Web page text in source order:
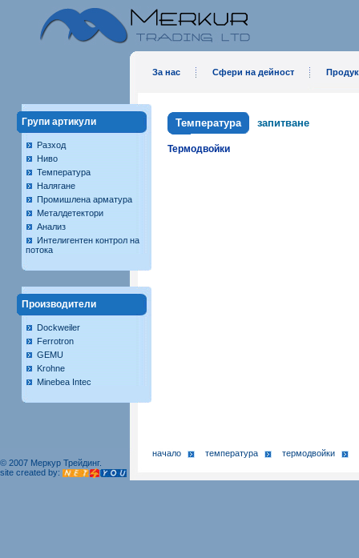
За нас Сфери на дейност
Групи артикули
Разход
Ниво
Температура
Налягане
Промишлена арматура
Металдетектори
Анализ
Интелигентен контрол на
потока
Производители
Dockweiler
Ferrotron
GEMU
Krohne
Minebea Intec
Температура запитване
Термодвойки
начало температура
термодвойки
© 2007 Меркур Трейдинг.
site created by: